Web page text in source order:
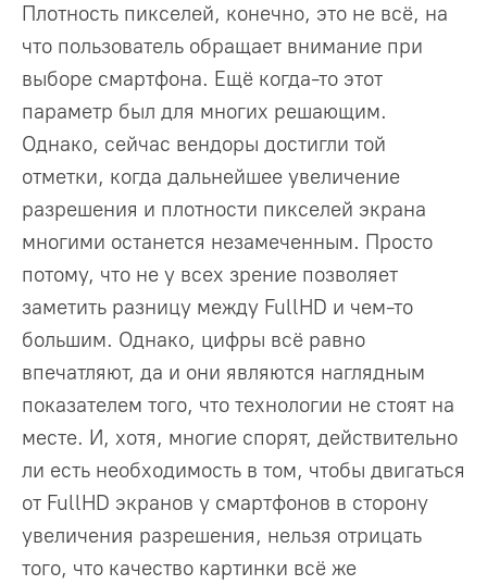
Плотность пикселей, конечно, это не всё, на
что пользователь обращает внимание при
выборе смартфона. Ещё когда-то этот
параметр был для многих решающим.
Однако, сейчас вендоры достигли той
отметки, когда дальнейшее увеличение
разрешения и плотности пикселей экрана
многими останется незамеченным. Просто
потому, что не у всех зрение позволяет
заметить разницу между FullHD и чем-то
большим. Однако, цифры всё равно
впечатляют, да и они являются наглядным
показателем того, что технологии не стоят на
месте. И, хотя, многие спорят, действительно
ли есть необходимость в том, чтобы двигаться
от FullHD экранов у смартфонов в сторону
увеличения разрешения, нельзя отрицать
того, что качество картинки всё же